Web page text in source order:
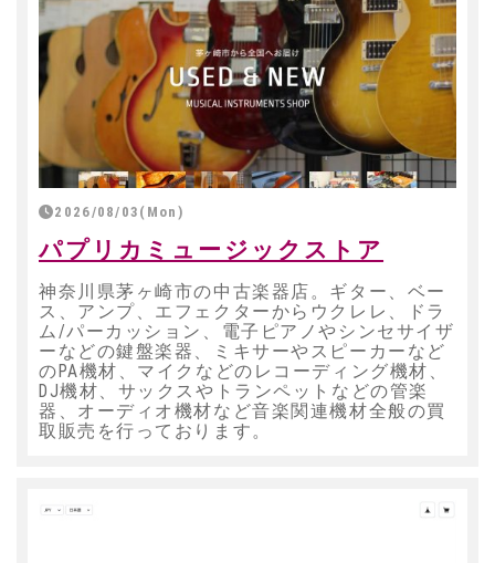
2026/08/03(Mon)
パプリカミュージックストア
神奈川県茅ヶ崎市の中古楽器店。ギター、ベー
ス、アンプ、エフェクターからウクレレ、ドラ
ム/パーカッション、電子ピアノやシンセサイザ
ーなどの鍵盤楽器、ミキサーやスピーカーなど
のPA機材、マイクなどのレコーディング機材、
DJ機材、サックスやトランペットなどの管楽
器、オーディオ機材など音楽関連機材全般の買
取販売を行っております。